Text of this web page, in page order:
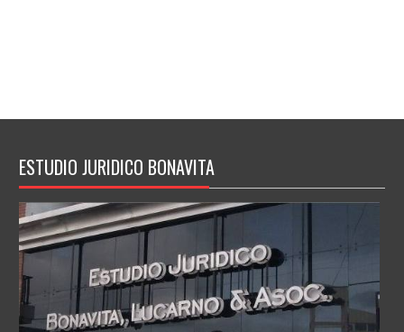
ESTUDIO JURIDICO BONAVITA